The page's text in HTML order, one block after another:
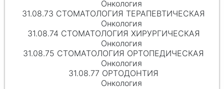
Онкология
31.08.73 СТОМАТОЛОГИЯ ТЕРАПЕВТИЧЕСКАЯ
Онкология
31.08.74 СТОМАТОЛОГИЯ ХИРУРГИЧЕСКАЯ
Онкология
31.08.75 СТОМАТОЛОГИЯ ОРТОПЕДИЧЕСКАЯ
Онкология
31.08.77 ОРТОДОНТИЯ
Онкология